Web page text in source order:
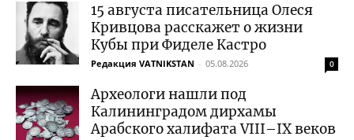
15 августа писательница Олеся
Кривцова расскажет о жизни
Кубы при Фиделе Кастро
Редакция VATNIKSTAN - 05.08.2026 0
Археологи нашли под
Калининградом дирхамы
Арабского халифата VIII–IX веков